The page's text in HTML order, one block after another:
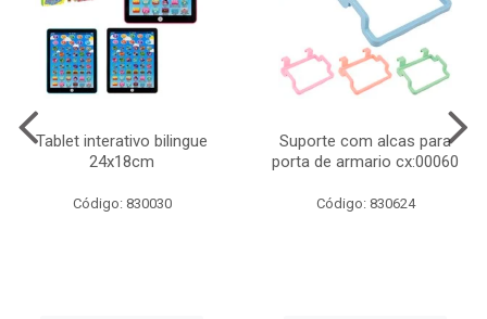
Tablet interativo bilingue
24x18cm
Código: 830030
Suporte com alcas para
porta de armario cx:00060
Código: 830624